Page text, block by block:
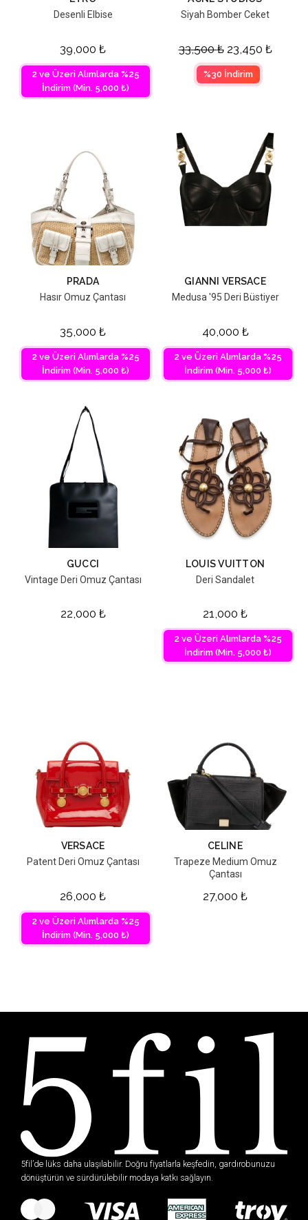
Desenli Elbise
39,000 ₺
2 ve Üzeri Alımlarda %25
İndirim (Min. 5,000 ₺)
Siyah Bomber Ceket
33,500₺ 23,450 ₺
%30 İndirim
PRADA
Hasır Omuz Çantası
35,000 ₺
2 ve Üzeri Alımlarda %25
İndirim (Min. 5,000 ₺)
GIANNI VERSACE
Medusa '95 Deri Büstiyer
40,000 ₺
2 ve Üzeri Alımlarda %25
İndirim (Min. 5,000 ₺)
GUCCI
Vintage Deri Omuz Çantası
22,000 ₺
LOUIS VUITTON
Deri Sandalet
21,000 ₺
2 ve Üzeri Alımlarda %25
İndirim (Min. 5,000 ₺)
VERSACE
Patent Deri Omuz Çantası
26,000 ₺
2 ve Üzeri Alımlarda %25
İndirim (Min. 5,000 ₺)
CELINE
Trapeze Medium Omuz
Çantası
27,000 ₺
5fil’de lüks daha ulaşılabilir. Doğru fiyatlarla keşfedin, gardırobunuzu
dönüştürün ve sürdürülebilir modaya katkı sağlayın.